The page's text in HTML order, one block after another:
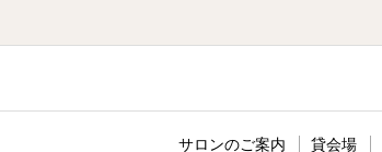
サロンのご案内 貸会場